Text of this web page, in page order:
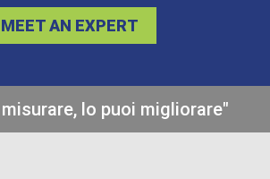
MEET AN EXPERT
lo puoi migliorare"